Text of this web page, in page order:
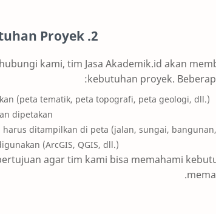
2. Diskusikan Kebutuhan Proyek
kami, tim Jasa Akademik.id akan
kebutuhan proyek.
(peta tematik, peta topografi, peta geologi, dll.)
dipetakan
ditampilkan di peta (jalan, sungai,
(ArcGIS, QGIS, dll.)
agar tim kami bisa memahami